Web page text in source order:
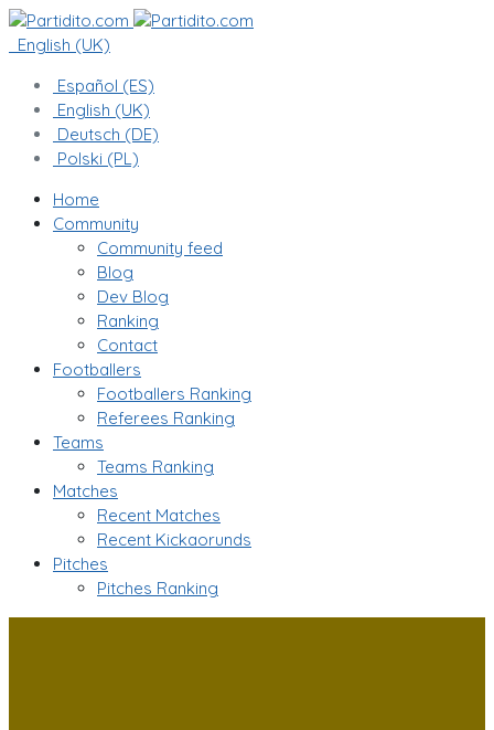
English (UK)
Español (ES)
English (UK)
Deutsch (DE)
Polski (PL)
Home
Community
Community feed
Blog
Dev Blog
Ranking
Contact
Footballers
Footballers Ranking
Referees Ranking
Teams
Teams Ranking
Matches
Recent Matches
Recent Kickaorunds
Pitches
Pitches Ranking